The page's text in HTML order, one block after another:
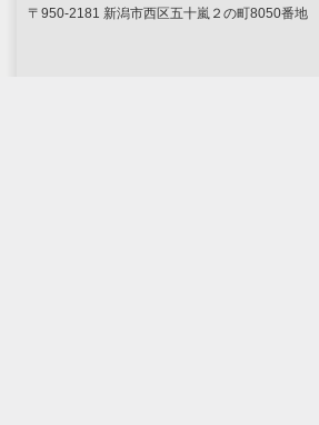
〒950-2181 新潟市西区五十嵐２の町8050番地